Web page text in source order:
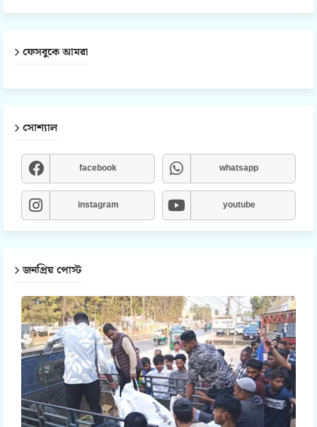
ফেসবুকে আমরা
সোশ্যাল
facebook whatsapp
instagram youtube
জনপ্রিয় পোস্ট